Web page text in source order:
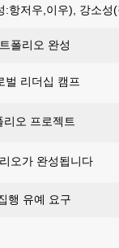
항저우,이우), 강소
폴리오 완성
벌 리더십 캠프
오 프로젝트
오가 완성됩니다
행 유예 요구